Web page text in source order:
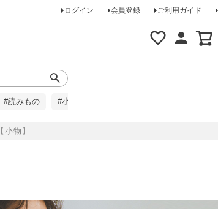
ログイン 会員登録 ご利用ガイド
【小物】
#読みもの #小柄な方に